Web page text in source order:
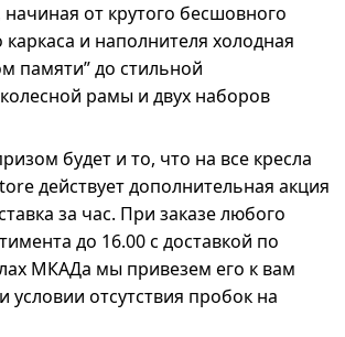
от крутого бесшовного
каркаса и наполнителя холодная
памяти” до стильной
рамы и двух наборов
будет и то, что на все кресла
действует дополнительная акция
за час. При заказе любого
до 16.00 c доставкой по
МКАДа мы привезем его к вам
условии отсутствия пробок на